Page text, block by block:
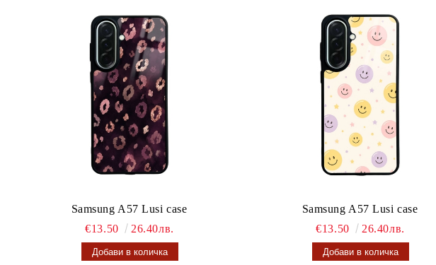
Samsung A57 Lusi case
€13.50
26.40лв.
Samsung A57 Lusi case
€13.50
26.40лв.